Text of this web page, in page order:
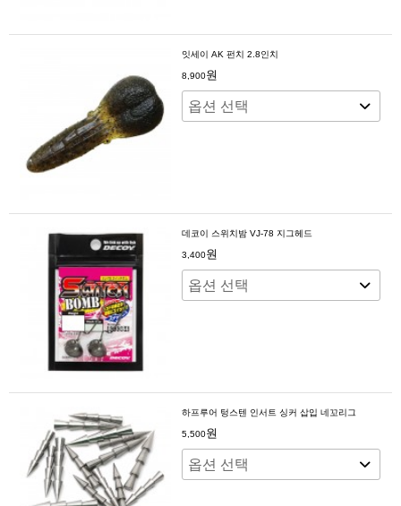
잇세이 AK 펀치 2.8인치
8,900원
데코이 스위치밤 VJ-78 지그헤드
3,400원
하프루어 텅스텐 인서트 싱커 삽입 네꼬리그
5,500원